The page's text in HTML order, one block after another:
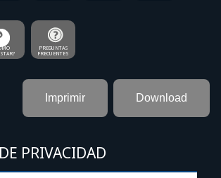
PREGUNTAS
FRECUENTES
Imprimir Download
PRIVACIDAD